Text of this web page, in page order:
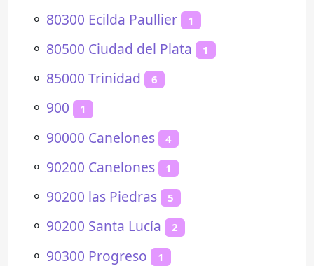
⚬ 80300 Ecilda Paullier 1
⚬ 80500 Ciudad del Plata 1
⚬ 85000 Trinidad 6
⚬ 900 1
⚬ 90000 Canelones 4
⚬ 90200 Canelones 1
⚬ 90200 las Piedras 5
⚬ 90200 Santa Lucía 2
⚬ 90300 Progreso 1